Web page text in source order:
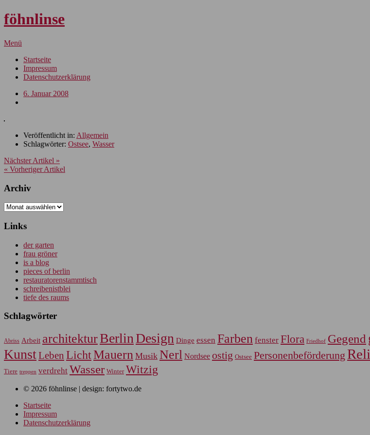
föhnlinse
Menü
Startseite
Impressum
Datenschutzerklärung
6. Januar 2008
Veröffentlicht in: Allgemein
Schlagwörter: Ostsee, Wasser
Nächster Artikel »
« Vorheriger Artikel
Archiv
Archiv
Links
der garten
frau gröner
is a blog
pieces of berlin
restauratorenstammtisch
schreibenistblei
tiefe des raums
Schlagwörter
Abriss Arbeit architekturBerlin Design Dinge essen Farben fenster Flora Friedhof Gegend
KunstLeben LichtMauern Musik Nerl Nordsee ostig Ostsee Personenbeförderung
Tiere treppen verdreht Wasser Winter Witzig
© 2026 föhnlinse | design: fortytwo.de
Startseite
Impressum
Datenschutzerklärung